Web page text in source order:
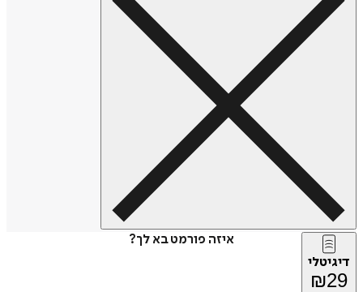
איזה פורמט בא לך?
דיגיטלי
₪29